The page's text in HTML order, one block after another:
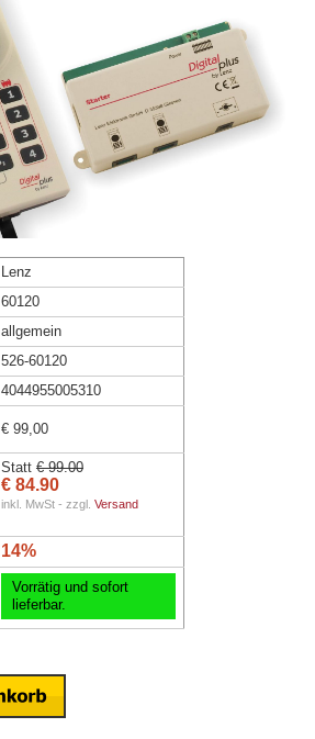
Lenz
60120
allgemein
526-60120
4044955005310
€ 99,00
Statt € 99.00
€ 84.90
inkl. MwSt - zzgl. Versand
14%
Vorrätig und sofort
lieferbar.